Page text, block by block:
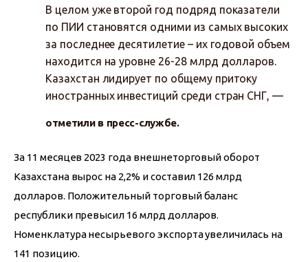
В целом уже второй год подряд показатели
по ПИИ становятся одними из самых высоких
за последнее десятилетие – их годовой объем
находится на уровне 26-28 млрд долларов.
Казахстан лидирует по общему притоку
иностранных инвестиций среди стран СНГ, —
отметили в пресс-службе.
За 11 месяцев 2023 года внешнеторговый оборот
Казахстана вырос на 2,2% и составил 126 млрд
долларов. Положительный торговый баланс
республики превысил 16 млрд долларов.
Номенклатура несырьевого экспорта увеличилась на
141 позицию.